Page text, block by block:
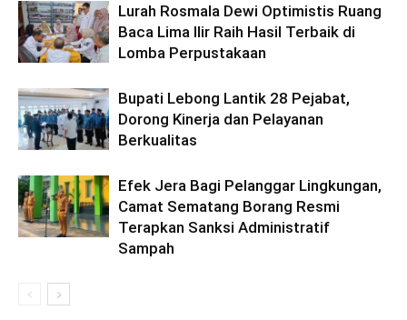
Lurah Rosmala Dewi Optimistis Ruang
Baca Lima Ilir Raih Hasil Terbaik di
Lomba Perpustakaan
Bupati Lebong Lantik 28 Pejabat,
Dorong Kinerja dan Pelayanan
Berkualitas
Efek Jera Bagi Pelanggar Lingkungan,
Camat Sematang Borang Resmi
Terapkan Sanksi Administratif
Sampah